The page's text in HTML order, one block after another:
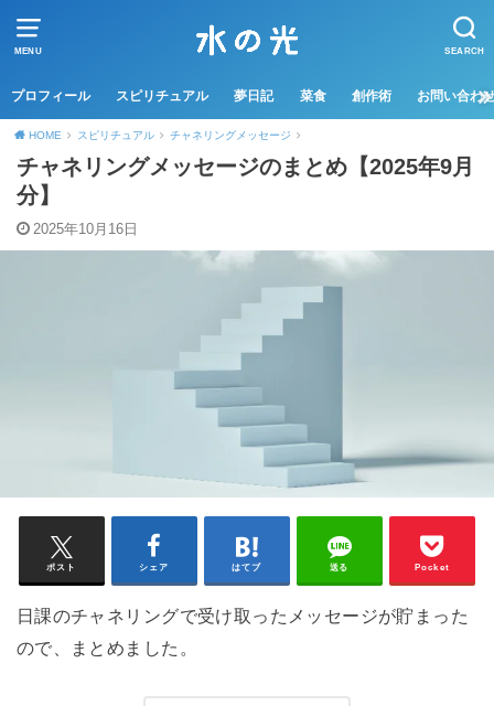
MENU SEARCH
プロフィール スピリチュアル 夢日記 菜食 創作術 お問い合わ
HOME スピリチュアル チャネリングメッセージ
チャネリングメッセージのまとめ【2025年9月
分】
2025年10月16日
ポスト シェア はてブ 送る Pocket
日課のチャネリングで受け取ったメッセージが貯まった
ので、まとめました。